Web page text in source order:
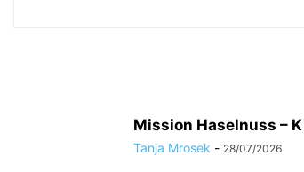
Mission Haselnuss –
Tanja Mrosek - 28/07/2026